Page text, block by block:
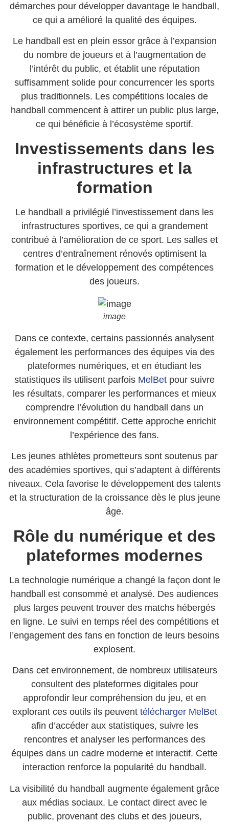
démarches pour développer davantage le handball,
ce qui a amélioré la qualité des équipes.
Le handball est en plein essor grâce à l’expansion
du nombre de joueurs et à l’augmentation de
l’intérêt du public, et établit une réputation
suffisamment solide pour concurrencer les sports
plus traditionnels. Les compétitions locales de
handball commencent à attirer un public plus large,
ce qui bénéficie à l’écosystème sportif.
Investissements dans les
infrastructures et la
formation
Le handball a privilégié l’investissement dans les
infrastructures sportives, ce qui a grandement
contribué à l’amélioration de ce sport. Les salles et
centres d’entraînement rénovés optimisent la
formation et le développement des compétences
des joueurs.
image
Dans ce contexte, certains passionnés analysent
également les performances des équipes via des
plateformes numériques, et en étudiant les
statistiques ils utilisent parfois MelBet pour suivre
les résultats, comparer les performances et mieux
comprendre l’évolution du handball dans un
environnement compétitif. Cette approche enrichit
l’expérience des fans.
Les jeunes athlètes prometteurs sont soutenus par
des académies sportives, qui s’adaptent à différents
niveaux. Cela favorise le développement des talents
et la structuration de la croissance dès le plus jeune
âge.
Rôle du numérique et des
plateformes modernes
La technologie numérique a changé la façon dont le
handball est consommé et analysé. Des audiences
plus larges peuvent trouver des matchs hébergés
en ligne. Le suivi en temps réel des compétitions et
l’engagement des fans en fonction de leurs besoins
explosent.
Dans cet environnement, de nombreux utilisateurs
consultent des plateformes digitales pour
approfondir leur compréhension du jeu, et en
explorant ces outils ils peuvent télécharger MelBet
afin d’accéder aux statistiques, suivre les
rencontres et analyser les performances des
équipes dans un cadre moderne et interactif. Cette
interaction renforce la popularité du handball.
La visibilité du handball augmente également grâce
aux médias sociaux. Le contact direct avec le
public, provenant des clubs et des joueurs,